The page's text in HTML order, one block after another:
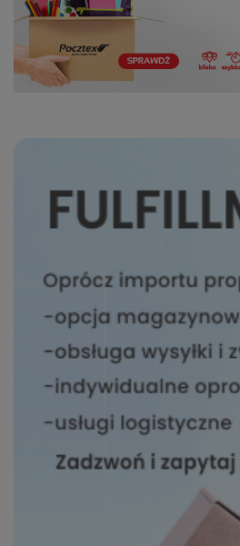
takich danych oraz
uchylenia dyrektywy
Informujemy też, że
ramach naszych
naszych serwisów w
urządzeniu
Użytkownika mogą
skorzystania ze
funkcjonalności (np.
YouTube). Każdy z
korzystania z plików
prywatności w
czym nie mamy
prowadzoną przez
dostawców politykę
prywatności oraz
wykorzystywania
plików Cookies.